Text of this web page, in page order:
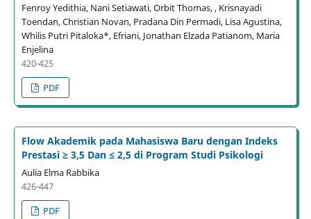
Fenroy Yedithia, Nani Setiawati, Orbit Thomas, , Krisnayadi
Toendan, Christian Novan, Pradana Din Permadi, Lisa Agustina,
Whilis Putri Pitaloka*, Efriani, Jonathan Elzada Patianom, Maria
Enjelina
420-425
PDF
Flow Akademik pada Mahasiswa Baru dengan Indeks
Prestasi ≥ 3,5 Dan ≤ 2,5 di Program Studi Psikologi
Aulia Elma Rabbika
426-447
PDF